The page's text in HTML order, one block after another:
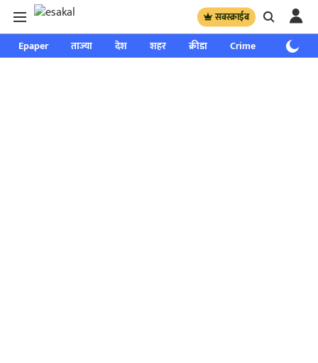
सबस्क्राईब
Epaper ताज्या देश शहर क्रीडा Crime साप्ताहिक